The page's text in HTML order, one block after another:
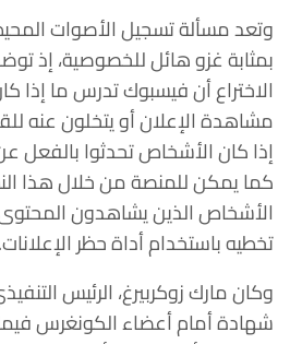
وتعد مسألة تسجيل الأصوات
بمثابة غزو هائل للخصوصية، إذ
الاختراع أن فيسبوك تدرس ما إذا
مشاهدة الإعلان أو يتخلون عنه
إذا كان الأشخاص تحدثوا بالفعل
كما يمكن للمنصة من خلال هذا
الأشخاص الذين يشاهدون المحتوى
تخطيه باستخدام أداة حظر الإعلانات.
وكان مارك زوكربيرغ، الرئيس
شهادة أمام أعضاء الكونغرس